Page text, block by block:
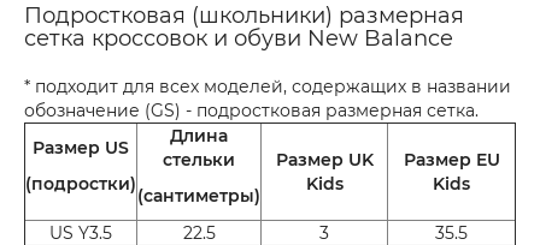
Подростковая (школьники) размерная
сетка кроссовок и обуви New Balance
* подходит для всех моделей, содержащих в названии
обозначение (GS) - подростковая размерная сетка.
Размер US
(подростки)
Длина
стельки
(сантиметры)
Размер UK
Kids
Размер EU
Kids
US Y3.5 22.5 3
35.5